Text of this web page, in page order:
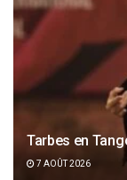
Tarbes en
7 AOÛT 2026